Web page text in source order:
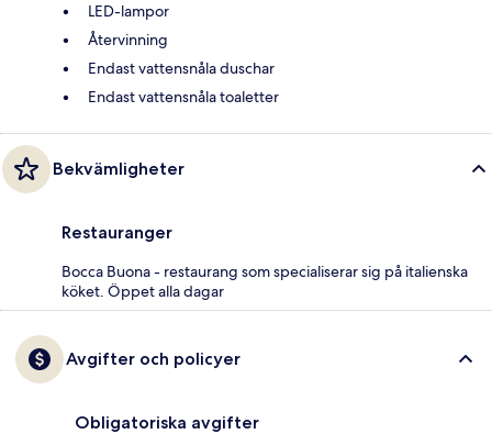
LED-lampor
Återvinning
Endast vattensnåla duschar
Endast vattensnåla toaletter
Bekvämligheter
Restauranger
Bocca Buona - restaurang som specialiserar sig på italienska
köket. Öppet alla dagar
Avgifter och policyer
Obligatoriska avgifter